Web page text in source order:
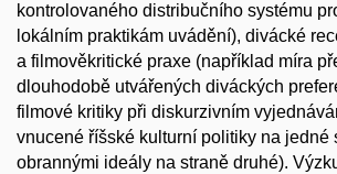
kontrolovaného distribučního systému
lokálním praktikám uvádění), divácké
a filmověkritické praxe (například míra
dlouhodobě utvářených diváckých
filmové kritiky při diskurzivním
vnucené říšské kulturní politiky na jedné
obrannými ideály na straně druhé).